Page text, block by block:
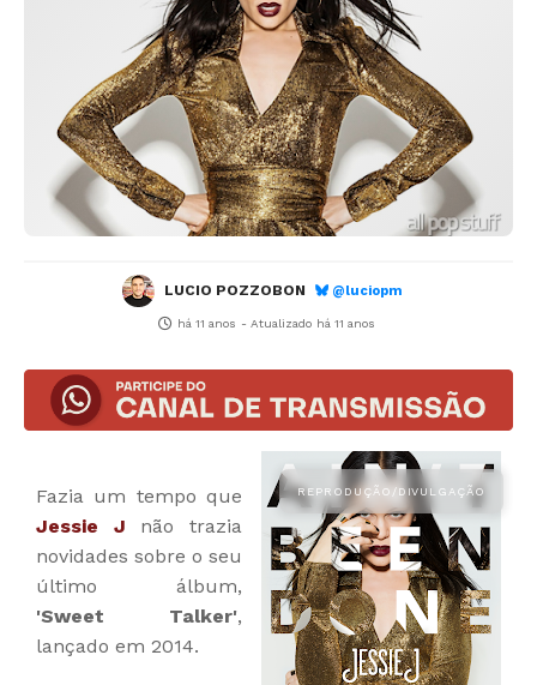
LUCIO POZZOBON @luciopm
há 11 anos - Atualizado há 11 anos
Fazia um tempo que
Jessie J não trazia
novidades sobre o seu
último álbum,
'Sweet Talker',
lançado em 2014.